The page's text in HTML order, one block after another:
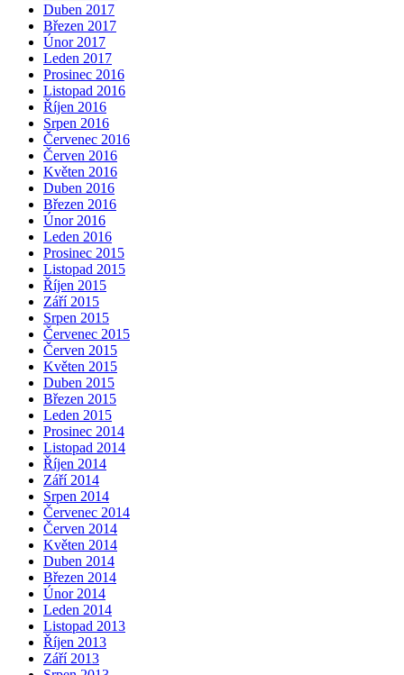
Duben 2017
Březen 2017
Únor 2017
Leden 2017
Prosinec 2016
Listopad 2016
Říjen 2016
Srpen 2016
Červenec 2016
Červen 2016
Květen 2016
Duben 2016
Březen 2016
Únor 2016
Leden 2016
Prosinec 2015
Listopad 2015
Říjen 2015
Září 2015
Srpen 2015
Červenec 2015
Červen 2015
Květen 2015
Duben 2015
Březen 2015
Leden 2015
Prosinec 2014
Listopad 2014
Říjen 2014
Září 2014
Srpen 2014
Červenec 2014
Červen 2014
Květen 2014
Duben 2014
Březen 2014
Únor 2014
Leden 2014
Listopad 2013
Říjen 2013
Září 2013